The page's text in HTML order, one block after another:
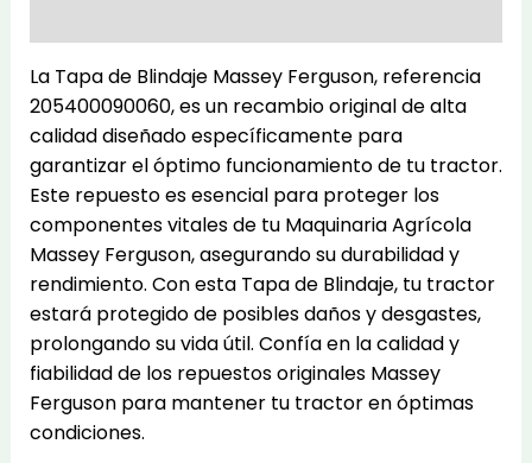
La Tapa de Blindaje Massey Ferguson, referencia
205400090060, es un recambio original de alta
calidad diseñado específicamente para
garantizar el óptimo funcionamiento de tu tractor.
Este repuesto es esencial para proteger los
componentes vitales de tu Maquinaria Agrícola
Massey Ferguson, asegurando su durabilidad y
rendimiento. Con esta Tapa de Blindaje, tu tractor
estará protegido de posibles daños y desgastes,
prolongando su vida útil. Confía en la calidad y
fiabilidad de los repuestos originales Massey
Ferguson para mantener tu tractor en óptimas
condiciones.